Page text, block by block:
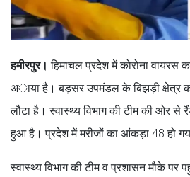
हमीरपुर।हिमाचल प्रदेश में कोरोना वायरस
अाया है। बड़सर उपमंडल के बिझड़ी क्षेत्र का
लौटा है। स्वास्थ्य विभाग की टीम की ओर से
हुआ है। प्रदेश में मरीजों का आंकड़ा 48 हो
स्वास्थ्य विभाग की टीम व प्रशासन मौके पर